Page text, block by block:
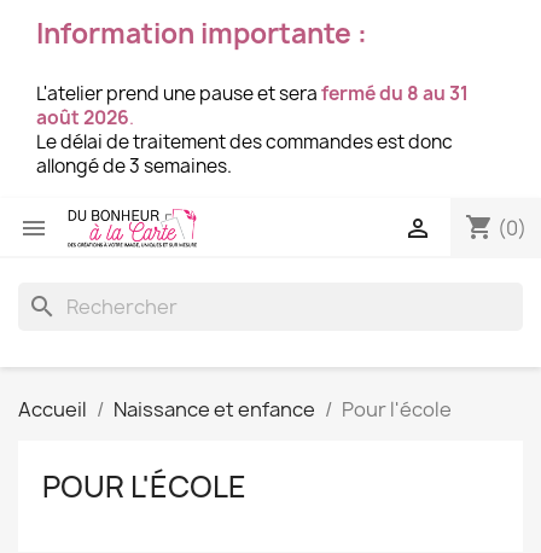
Information importante :
L'atelier prend une pause et serafermé du 8 au 31
août 2026.
Le délai de traitement des commandes est donc
allongé de 3 semaines.
 shopping_cart (0)

search
Accueil Naissance et enfance Pour l'école
POUR L'ÉCOLE